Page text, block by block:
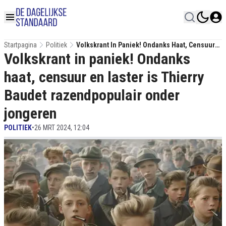
Startpagina Politiek
Volkskrant In Paniek! Ondanks Haat, Censuur
En Laster Is Thierry Baudet Razendpopulair
Onder Jongeren
Volkskrant in paniek! Ondanks
haat, censuur en laster is Thierry
Baudet razendpopulair onder
jongeren
POLITIEK•26 MRT 2024, 12:04